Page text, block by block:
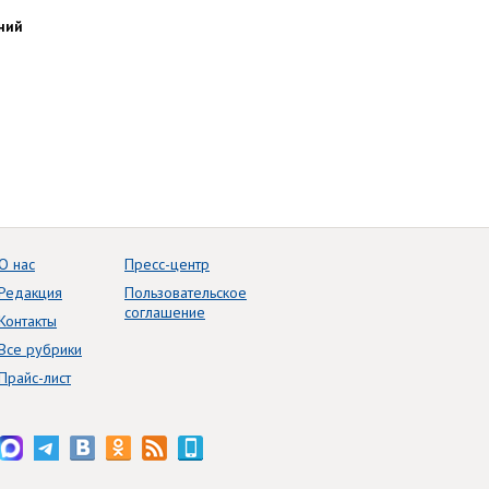
нас
рубрики
лист
Пресс-центр
Пользовательское
соглашение